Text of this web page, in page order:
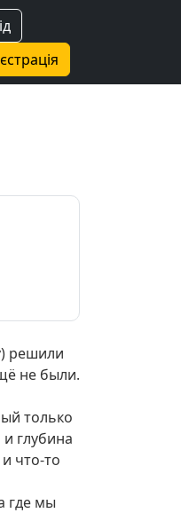
решили
не были.
только
глубина
что-то
где мы